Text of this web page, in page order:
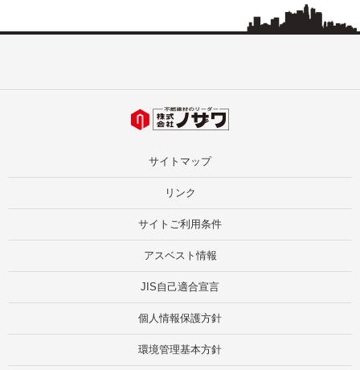
サイトマップ
リンク
サイトご利用条件
アスベスト情報
JIS自己適合宣言
個人情報保護方針
環境管理基本方針